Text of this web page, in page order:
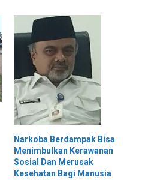
Narkoba Berdampak Bisa
Menimbulkan Kerawanan
Sosial Dan Merusak
Kesehatan Bagi Manusia